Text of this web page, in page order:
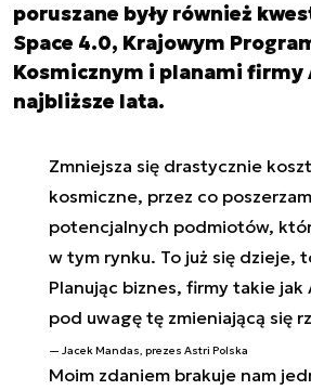
poruszane były również
Space 4.0, Krajowym
Kosmicznym i planami firmy
najbliższe lata.
Zmniejsza się drastycznie
kosmiczne, przez co
potencjalnych podmiotów,
w tym rynku. To już się dzieje,
Planując biznes, firmy takie jak
pod uwagę tę zmieniającą się
Jacek Mandas, prezes Astri Polska
Moim zdaniem brakuje nam